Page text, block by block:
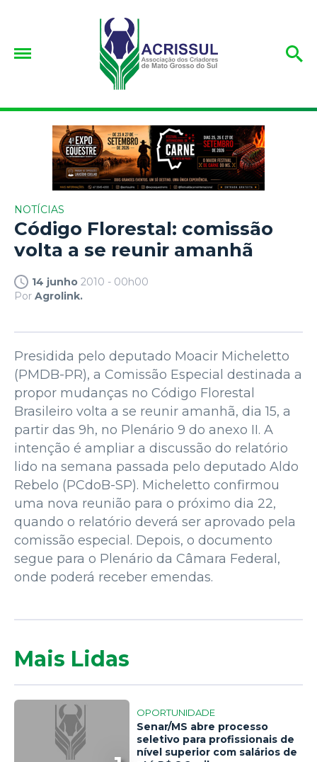
NOTÍCIAS
Código Florestal: comissão
volta a se reunir amanhã
14 junho 2010 - 00h00
Por Agrolink.
Presidida pelo deputado Moacir Micheletto
(PMDB-PR), a Comissão Especial destinada a
propor mudanças no Código Florestal
Brasileiro volta a se reunir amanhã, dia 15, a
partir das 9h, no Plenário 9 do anexo II. A
intenção é ampliar a discussão do relatório
lido na semana passada pelo deputado Aldo
Rebelo (PCdoB-SP). Micheletto confirmou
uma nova reunião para o próximo dia 22,
quando o relatório deverá ser aprovado pela
comissão especial. Depois, o documento
segue para o Plenário da Câmara Federal,
onde poderá receber emendas.
Mais Lidas
OPORTUNIDADE
Senar/MS abre processo
seletivo para profissionais de
nível superior com salários de